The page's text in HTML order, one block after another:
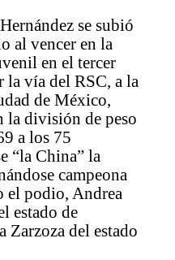
se subió
al vencer en la
en el tercer
la vía del RSC, a la
de México,
la división de peso
a los 75
“la China” la
campeona
el podio, Andrea
estado de
Zarzoza del estado